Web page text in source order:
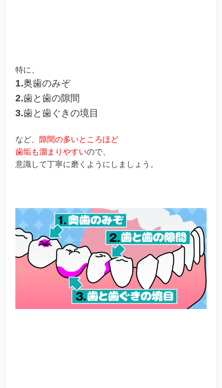
特に、
1.奥歯のみぞ
2.歯と歯の隙間
3.歯と歯ぐきの境目
など、
隙間の多いところほど
歯垢も溜まりやすいので、
意識して丁寧に磨くようにしましょう。